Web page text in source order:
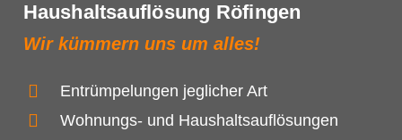
Haushaltsauflösung Röfingen
Wir kümmern uns um alles!
Entrümpelungen jeglicher Art
Wohnungs- und Haushaltsauflösungen